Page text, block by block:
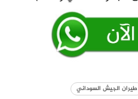
طيران الجيش السوداني